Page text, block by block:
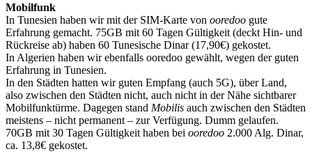
Mobilfunk
In Tunesien haben wir mit der SIM-Karte von ooredoo gute
Erfahrung gemacht. 75GB mit 60 Tagen Gültigkeit (deckt Hin- und
Rückreise ab) haben 60 Tunesische Dinar (17,90€) gekostet.
In Algerien haben wir ebenfalls ooredoo gewählt, wegen der guten
Erfahrung in Tunesien.
In den Städten hatten wir guten Empfang (auch 5G), über Land,
also zwischen den Städten nicht, auch nicht in der Nähe sichtbarer
Mobilfunktürme. Dagegen stand Mobilis auch zwischen den Städten
meistens – nicht permanent – zur Verfügung. Dumm gelaufen.
70GB mit 30 Tagen Gültigkeit haben bei ooredoo 2.000 Alg. Dinar,
ca. 13,8€ gekostet.